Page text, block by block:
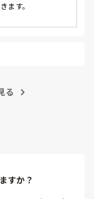
ます。
る
すか？